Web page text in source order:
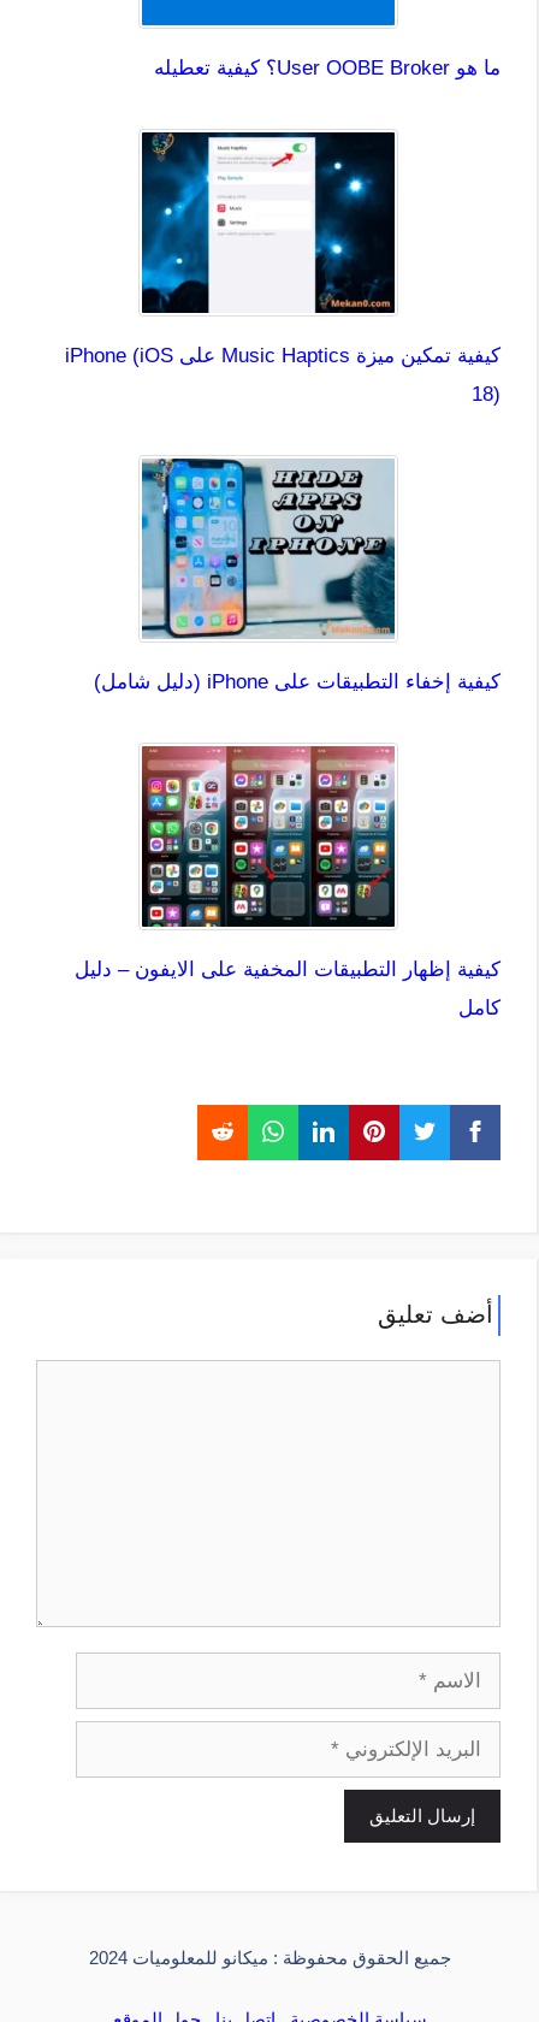
ما هو User OOBE Broker؟ كيفية تعطيله
كيفية تمكين ميزة Music Haptics على iPhone (iOS
18)
كيفية إخفاء التطبيقات على iPhone (دليل شامل)
كيفية إظهار التطبيقات المخفية على الايفون – دليل
كامل
أضف تعليق
الاسم
البريد
الإلكتروني
جميع الحقوق محفوظة : ميكانو للمعلوميات 2024